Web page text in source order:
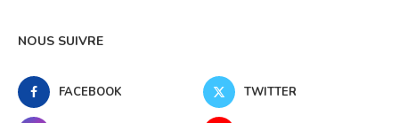
NOUS SUIVRE
FACEBOOK TWITTER